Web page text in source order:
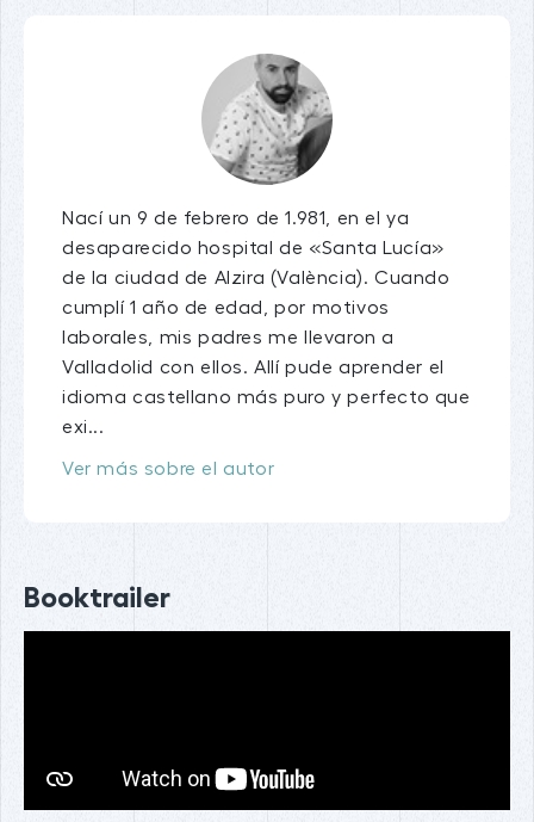
Nací un 9 de febrero de 1.981, en el ya
desaparecido hospital de «Santa Lucía»
de la ciudad de Alzira (València). Cuando
cumplí 1 año de edad, por motivos
laborales, mis padres me llevaron a
Valladolid con ellos. Allí pude aprender el
idioma castellano más puro y perfecto que
exi...
Ver más sobre el autor
Booktrailer